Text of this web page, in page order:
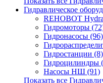
Гидравлическое
REHOBOT
Гидромоторы
Гидронасосы (96)
Гидростанции (8)
Гидроцилиндры
Насосы НШ (91)
Показать все